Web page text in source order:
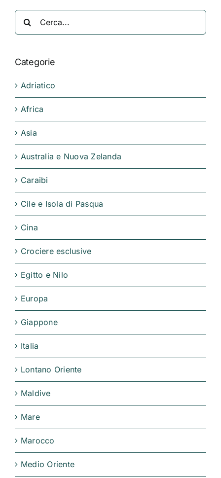
Categorie
Adriatico
Africa
Asia
Australia e Nuova Zelanda
Caraibi
Cile e Isola di Pasqua
Cina
Crociere esclusive
Egitto e Nilo
Europa
Giappone
Italia
Lontano Oriente
Maldive
Mare
Marocco
Medio Oriente